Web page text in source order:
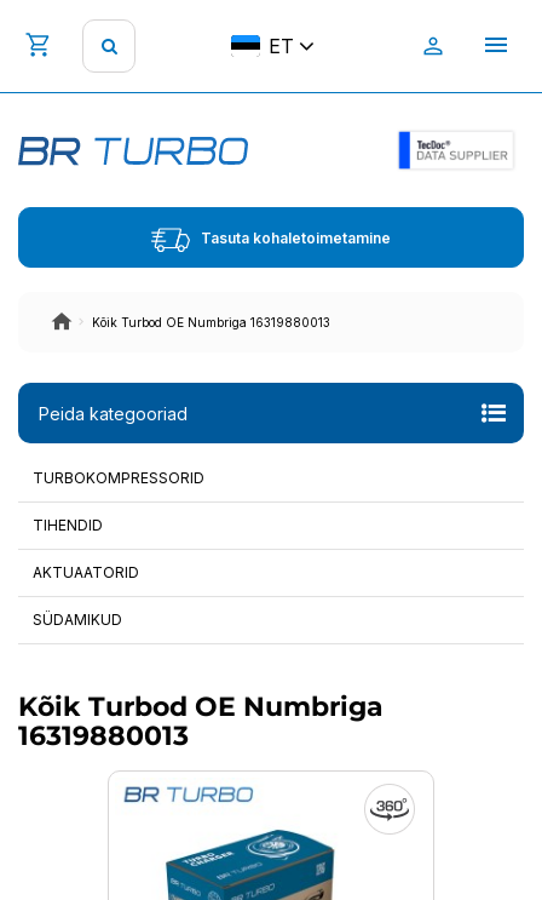
ET
Tasuta kohaletoimetamine
Kõik Turbod OE Numbriga 16319880013
Peida kategooriad
TURBOKOMPRESSORID
TIHENDID
AKTUAATORID
SÜDAMIKUD
Kõik Turbod OE Numbriga
16319880013